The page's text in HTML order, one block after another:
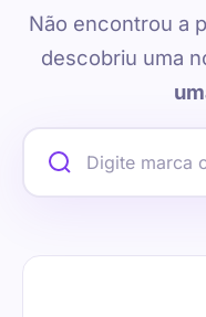
Não encontrou a
descobriu uma